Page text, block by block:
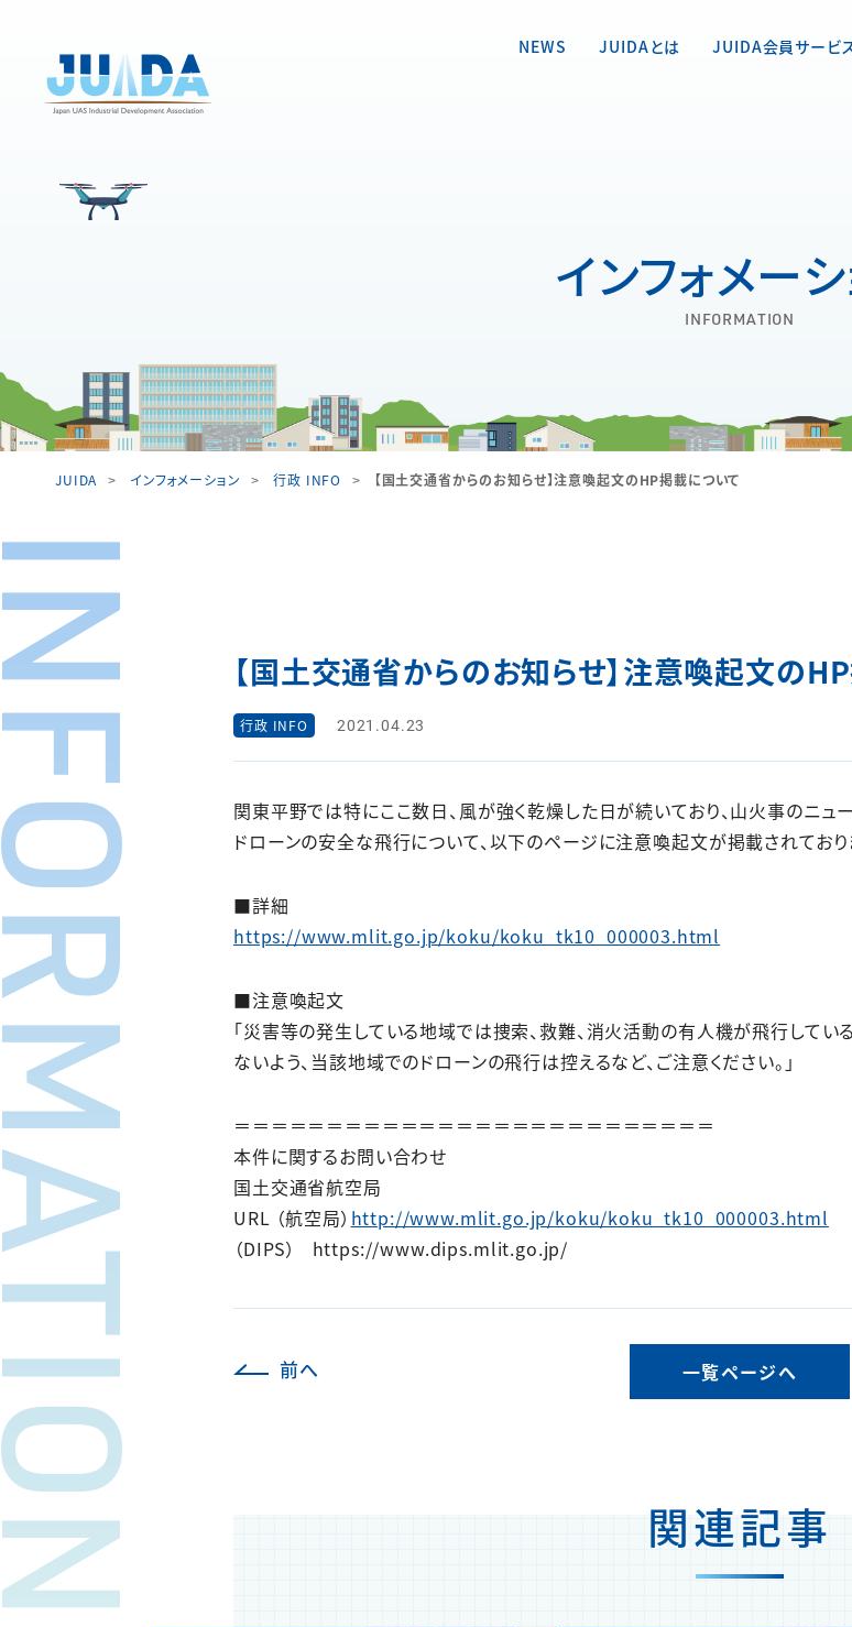
NEWS
JUIDAとは JUIDA会員サービ
インフォメー
INFORMATION
JUIDA インフォメーション 行政 INFO 【国土交通省からのお知らせ】注意喚起文のHP掲載について
【国土交通省からのお知らせ】注意喚起文の
行政 INFO 2021.04.23
関東平野では特にここ数日、風が強く乾燥した日が続いており、山火事のニュ
ドローンの安全な飛行について、以下のページに注意喚起文が掲載されており
■詳細
https://www.mlit.go.jp/koku/koku_tk10_000003.html
■注意喚起文
「災害等の発生している地域では捜索、救難、消火活動の有人機が飛行して
ないよう、当該地域でのドローンの飛行は控えるなど、ご注意ください。」
＝＝＝＝＝＝＝＝＝＝＝＝＝＝＝＝＝＝＝＝＝＝＝＝＝＝
本件に関するお問い合わせ
国土交通省航空局
URL （航空局） http://www.mlit.go.jp/koku/koku_tk10_000003.html
（DIPS） https://www.dips.mlit.go.jp/
前へ 一覧ページへ
関連記事